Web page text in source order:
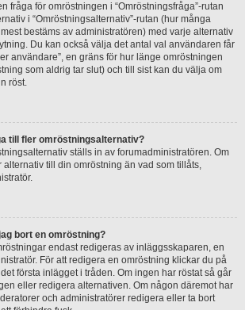
fråga för omröstningen i “Omröstningsfråga”-rutan
i “Omröstningsalternativ”-rutan (hur många
bestäms av administratören) med varje alternativ
Du kan också välja det antal val användaren får
användare”, en gräns för hur länge omröstningen
som aldrig tar slut) och till sist kan du välja om
röst.
till fler omröstningsalternativ?
ställs in av forumadministratören. Om
till din omröstning än vad som tillåts,
bort en omröstning?
endast redigeras av inläggsskaparen, en
För att redigera en omröstning klickar du på
första inlägget i tråden. Om ingen har röstat så går
eller redigera alternativen. Om någon däremot har
och administratörer redigera eller ta bort